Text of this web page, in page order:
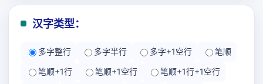
汉字类型：
多字整行 多字半行 多字+1空行
笔顺
笔顺+1行
笔顺+1空行
笔顺+1行+1空行